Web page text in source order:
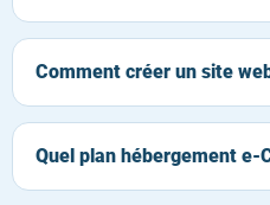
Comment créer un site
Quel plan hébergement e-